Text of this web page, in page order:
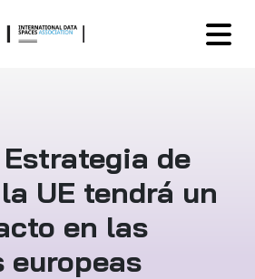
de
UE tendrá un
en las
europeas